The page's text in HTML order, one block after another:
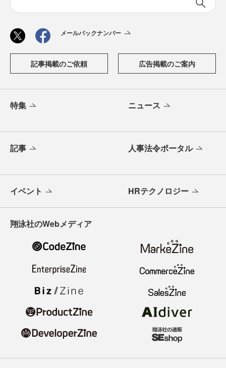
メールバックナンバー
記事掲載のご依頼 広告掲載のご案内
特集 ニュース
記事 人事法令ポータル
イベント HRテクノロジー
翔泳社のWebメディア